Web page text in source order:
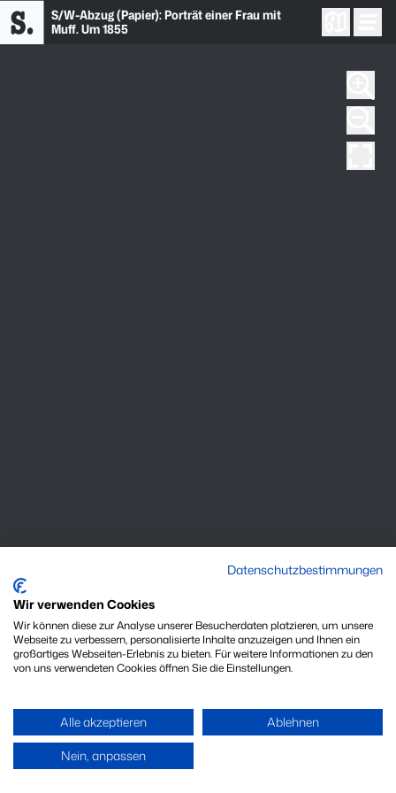
S/W-Abzug (Papier): Porträt einer Frau mit
Muff. Um 1855
Datenschutzbestimmungen
Wir verwenden Cookies
Wir können diese zur Analyse unserer Besucherdaten platzieren, um unsere
Webseite zu verbessern, personalisierte Inhalte anzuzeigen und Ihnen ein
großartiges Webseiten-Erlebnis zu bieten. Für weitere Informationen zu den
von uns verwendeten Cookies öffnen Sie die Einstellungen.
Alle akzeptieren
Ablehnen
Nein, anpassen